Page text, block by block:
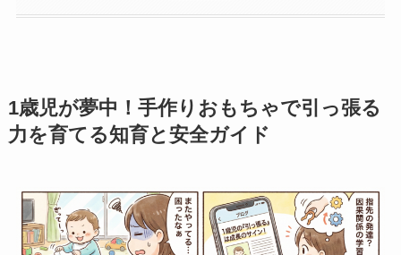
1歳児が夢中！手作りおもちゃで引っ張る
力を育てる知育と安全ガイド